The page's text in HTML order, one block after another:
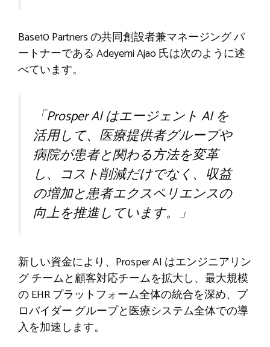
Base10 Partners の共同創設者兼マネージング パ
ートナーである Adeyemi Ajao 氏は次のように述
べています。
「Prosper AI はエージェント AI を
活用して、医療提供者グループや
病院が患者と関わる方法を変革
し、コスト削減だけでなく、収益
の増加と患者エクスペリエンスの
向上を推進しています。」
新しい資金により、Prosper AI はエンジニアリン
グ チームと顧客対応チームを拡大し、最大規模
の EHR プラットフォーム全体の統合を深め、プ
ロバイダー グループと医療システム全体での導
入を加速します。